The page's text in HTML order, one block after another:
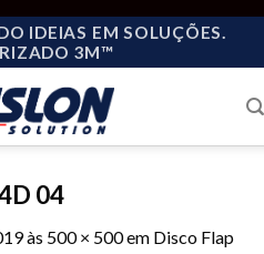
IDEIAS EM SOLUÇÕES.
3M™
04
às 500 × 500em Disco Flap